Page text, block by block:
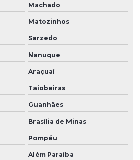
Machado
Matozinhos
Sarzedo
Nanuque
Araçuaí
Taiobeiras
Guanhães
Brasília de Minas
Pompéu
Além Paraíba